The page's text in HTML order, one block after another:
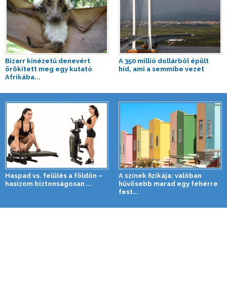
Bizarr kinézetű denevért
örökített meg egy kutató
Afrikába...
A 350 millió dollárból épült
híd, ami a semmibe vezet
Haspad vs. felülés a földön –
hasizom biztonságosan ...
A színek fizikája: valóban
hűvösebb marad egy fehérre
fest...